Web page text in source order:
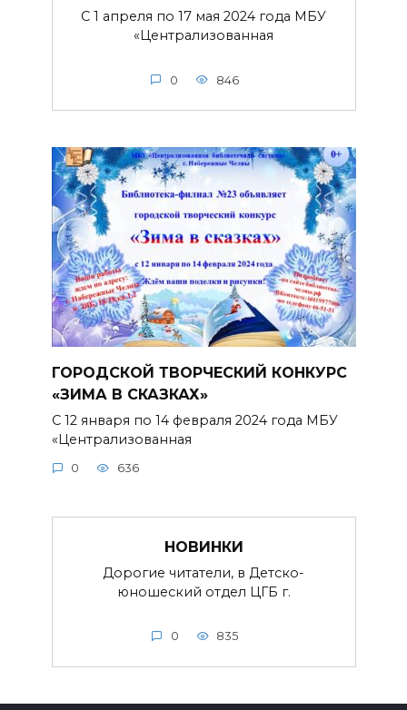
С 1 апреля по 17 мая 2024 года МБУ
«Централизованная
0 846
ГОРОДСКОЙ ТВОРЧЕСКИЙ КОНКУРС
«ЗИМА В СКАЗКАХ»
С 12 января по 14 февраля 2024 года МБУ
«Централизованная
0 636
НОВИНКИ
Дорогие читатели, в Детско-
юношеский отдел ЦГБ г.
0 835